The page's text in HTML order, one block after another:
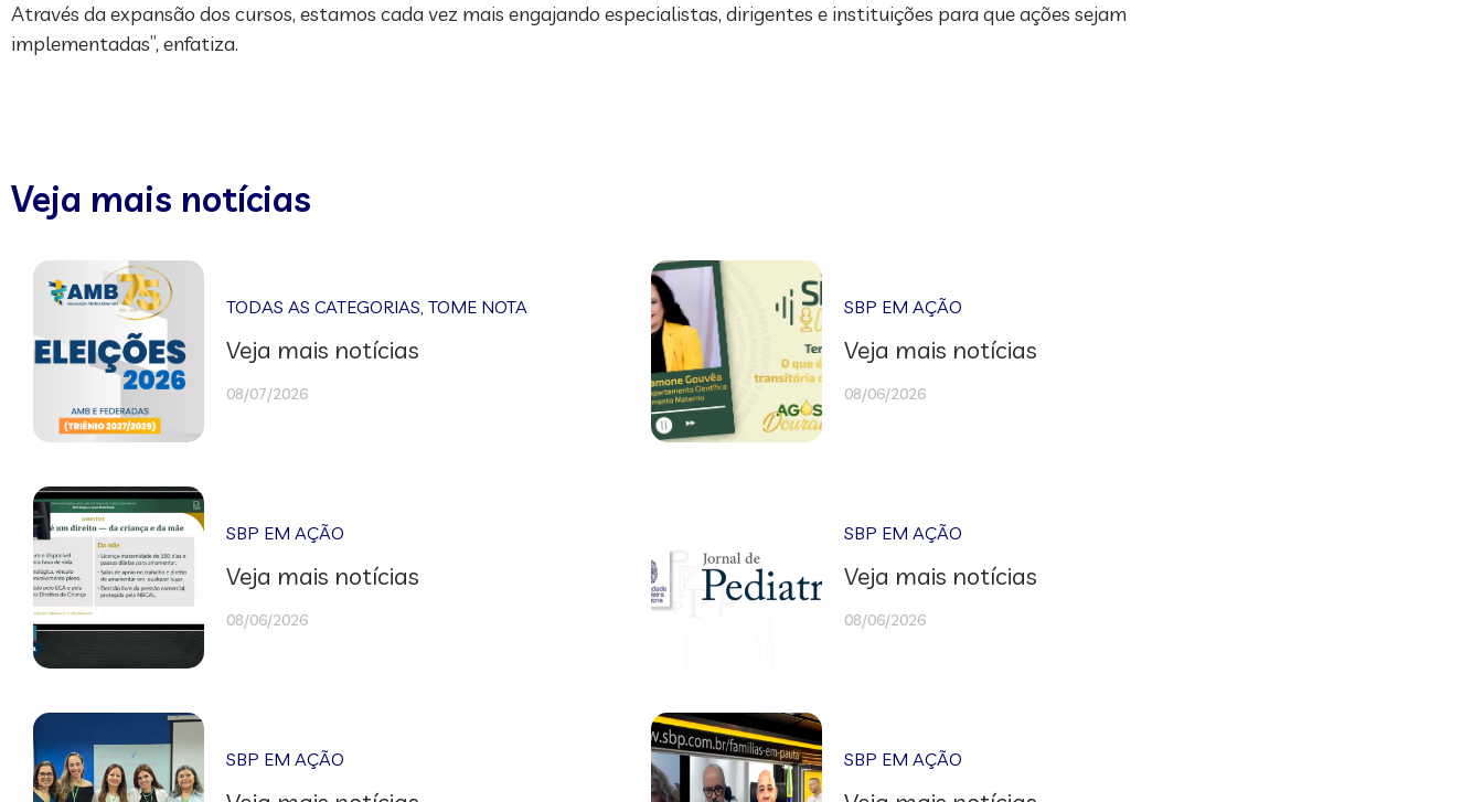
Através da expansão dos cursos, estamos cada vez mais engajando especialistas, dirigentes e instituições para que ações sejam
implementadas”, enfatiza.
Veja mais notícias
TODAS AS CATEGORIAS,TOME NOTA
Veja mais notícias
08/07/2026
SBP EM AÇÃO
Veja mais notícias
08/06/2026
SBP EM AÇÃO
Veja mais notícias
08/06/2026
SBP EM AÇÃO
Veja mais notícias
08/06/2026
SBP EM AÇÃO SBP EM AÇÃO